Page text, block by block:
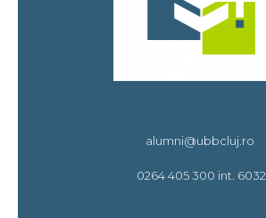
alumni@ubbcluj.ro
0264 405 300 int. 6032